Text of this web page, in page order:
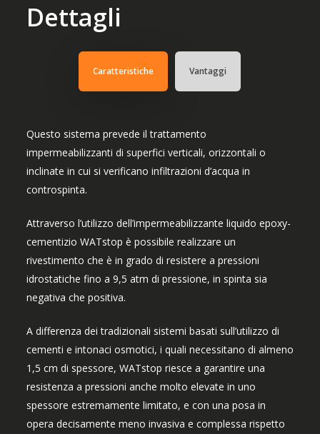
Dettagli
Caratteristiche Vantaggi
Questo sistema prevede il trattamento
impermeabilizzanti di superfici verticali, orizzontali o
inclinate in cui si verificano infiltrazioni d’acqua in
controspinta.
Attraverso l’utilizzo dell’impermeabilizzante liquido epoxy-
cementizio WATstop è possibile realizzare un
rivestimento che è in grado di resistere a pressioni
idrostatiche fino a 9,5 atm di pressione, in spinta sia
negativa che positiva.
A differenza dei tradizionali sistemi basati sull’utilizzo di
cementi e intonaci osmotici, i quali necessitano di almeno
1,5 cm di spessore, WATstop riesce a garantire una
resistenza a pressioni anche molto elevate in uno
spessore estremamente limitato, e con una posa in
opera decisamente meno invasiva e complessa rispetto